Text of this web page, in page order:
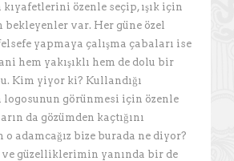
özenle seçip, ışık için
bekleyenler var. Her güne özel
yapmaya çalışma çabaları ise
hem yakışıklı hem de dolu bir
Kim yiyor ki? Kullandığı
logosunun görünmesi için özenle
da gözümden kaçtığını
o adamcağız bize burada ne diyor?
güzelliklerimin yanında bir de